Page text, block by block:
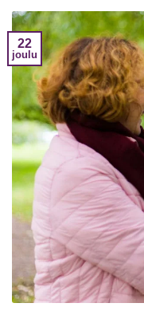
22
joulu